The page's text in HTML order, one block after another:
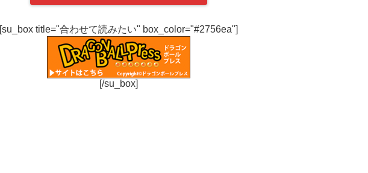
[su_box title="合わせて読みたい" box_color="#2756ea"]
[/su_box]